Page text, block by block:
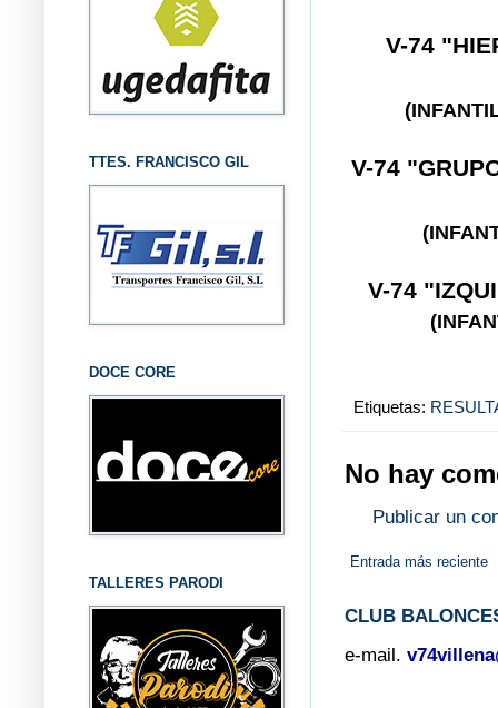
V-74
V-74
V-74
Etiquetas:
No hay
Publicar un
Entrada más reciente
CLUB
e-mail.
TTES. FRANCISCO GIL
DOCE CORE
TALLERES PARODI